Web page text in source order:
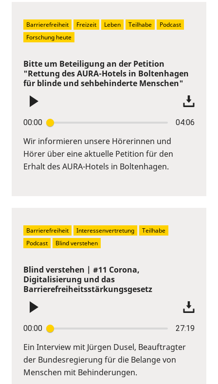
Bitte um Beteiligung an der Petition
"Rettung des AURA-Hotels in Boltenhagen
für blinde und sehbehinderte Menschen"
00:00 04:06
Wir informieren unsere Hörerinnen und
Hörer über eine aktuelle Petition für den
Erhalt des AURA-Hotels in Boltenhagen.
Barrierefreiheit Freizeit Leben Teilhabe
Podcast
Forschung heute
Blind verstehen | #11 Corona,
Digitalisierung und das
Barrierefreiheitsstärkungsgesetz
00:00 27:19
Ein Interview mit Jürgen Dusel, Beauftragter
der Bundesregierung für die Belange von
Menschen mit Behinderungen.
Barrierefreiheit Interessenvertretung
Teilhabe
Podcast
Blind verstehen